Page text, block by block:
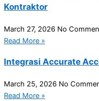
Kontraktor
March 27, 2026 No
Read More »
Integrasi Accurate
March 25, 2026 No
Read More »